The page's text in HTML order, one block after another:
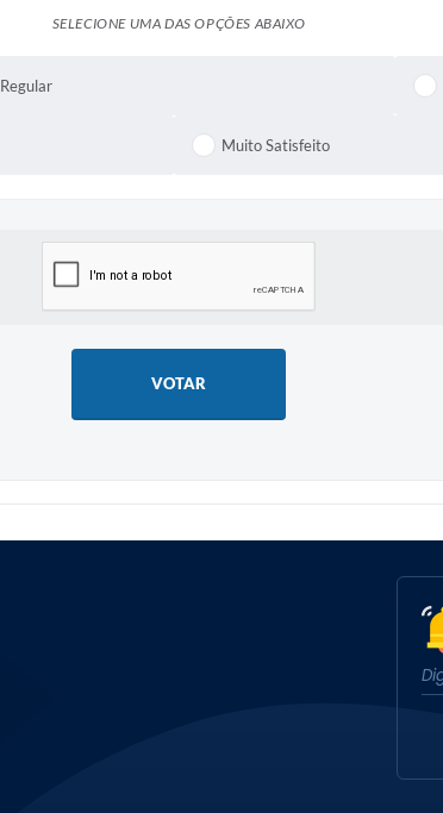
SELECIONE UMA DAS OPÇÕES ABAIXO
Regular
Muito Satisfeito
VOTAR